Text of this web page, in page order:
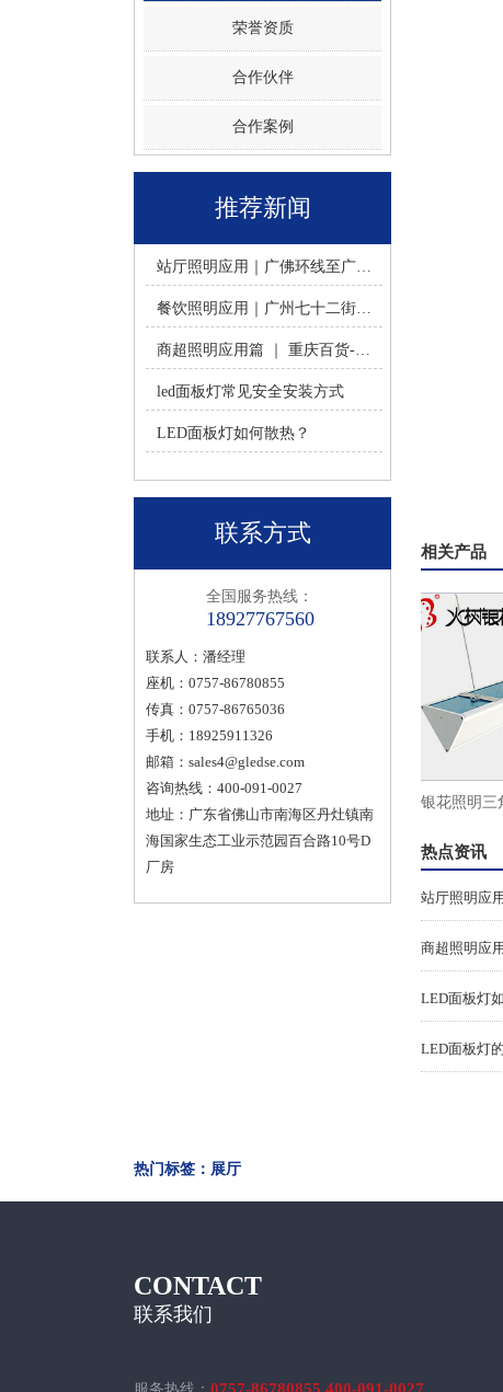
荣誉资质
合作伙伴
合作案例
推荐新闻
站厅照明应用｜广佛环线至广州南站 -佛山火树银花照明
餐饮照明应用｜广州七十二街道餐饮连锁-佛山火树银花照明
商超照明应用篇 ｜ 重庆百货-佛山火树银花照明合作历程
led面板灯常见安全安装方式
LED面板灯如何散热？
联系方式
全国服务热线：
18927767560
联系人：潘经理
座机：0757-86780855
传真：0757-86765036
手机：18925911326
邮箱： sales4@gledse.com
咨询热线：400-091-0027
地址：广东省佛山市南海区丹灶镇南
海国家生态工业示范园百合路10号D
厂房
相关产品
板灯600x1200
火树银花照明三角
灯LED办公
热点资讯
LED面板灯
LED面板灯
热门标签：展厅
CONTACT
联系我们